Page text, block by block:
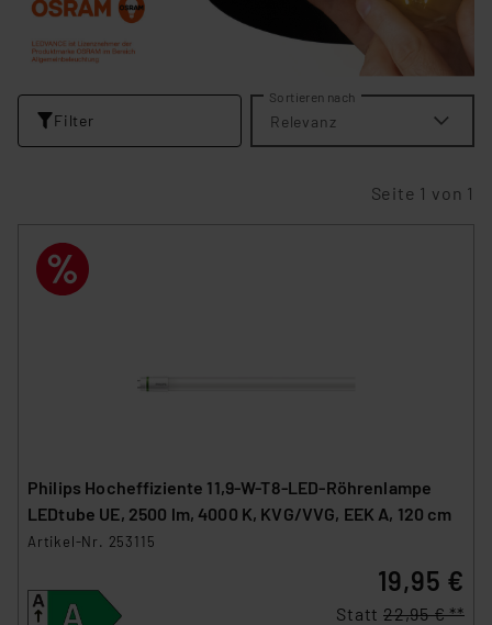
Filter
Sortieren nach
Relevanz
Seite 1 von 1
Philips Hocheffiziente 11,9-W-T8-LED-Röhrenlampe
LEDtube UE, 2500 lm, 4000 K, KVG/VVG, EEK A, 120 cm
Artikel-Nr. 253115
19,95 €
Statt 22,95 € **